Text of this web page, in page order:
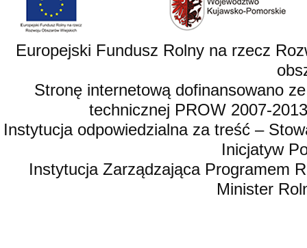
Europejski Fundusz Rolny na rzecz
Stronę internetową dofinansowano
technicznej PROW 2007-
Instytucja odpowiedzialna za treść –
Inicjatyw
Instytucja Zarządzająca Programem
Minister